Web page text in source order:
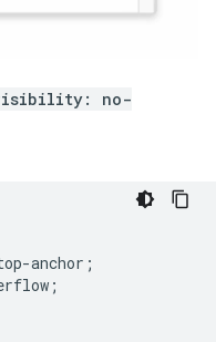
no-
anchor ;
;